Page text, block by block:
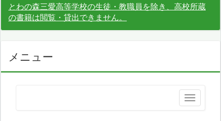
とわの森三愛高等学校の生徒・教職員を除き、高校所蔵
の書籍は閲覧・貸出できません。
メニュー